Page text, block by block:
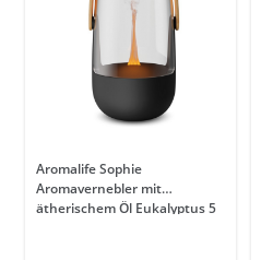
Aromalife Sophie
Aromavernebler mit
ätherischem Öl Eukalyptus 5